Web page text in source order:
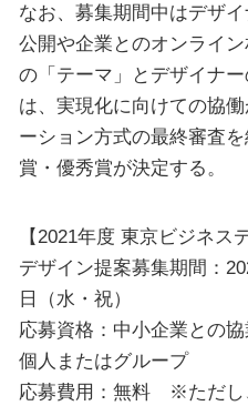
なお、募集期間中はデザ
公開や企業とのオンライ
の「テーマ」とデザイナ
は、実現化に向けての協
ーション方式の最終審査
賞・優秀賞が決定する。
【2021年度 東京ビジネス
デザイン提案募集期間：
日（水・祝）
応募資格：中小企業との
個人またはグループ
応募費用：無料 ※ただし